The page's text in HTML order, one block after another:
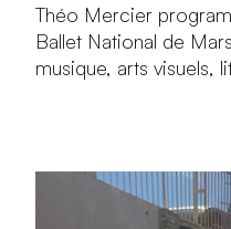
Théo Mercier
Ballet National de
musique, arts visuels,